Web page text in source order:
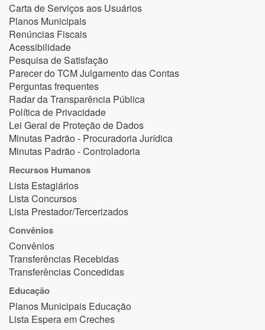
Carta de Serviços aos Usuários
Planos Municipais
Renúncias Fiscais
Acessibilidade
Pesquisa de Satisfação
Parecer do TCM Julgamento das Contas
Perguntas frequentes
Radar da Transparência Pública
Política de Privacidade
Lei Geral de Proteção de Dados
Minutas Padrão - Procuradoria Jurídica
Minutas Padrão - Controladoria
Recursos Humanos
Lista Estagiários
Lista Concursos
Lista Prestador/Tercerizados
Convênios
Convênios
Transferências Recebidas
Transferências Concedidas
Educação
Planos Municipais Educação
Lista Espera em Creches